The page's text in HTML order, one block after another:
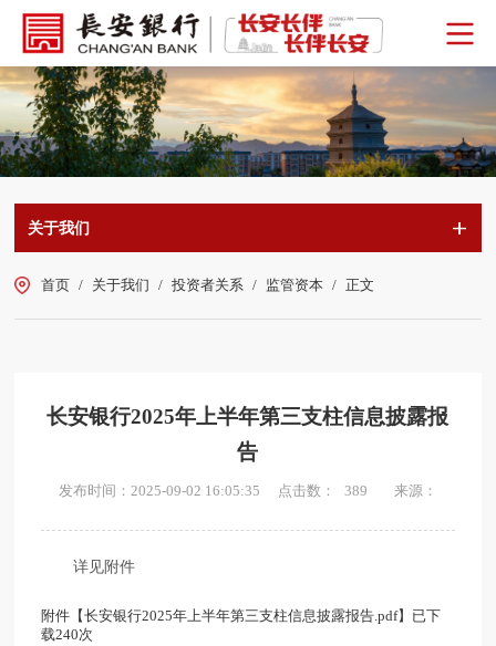
关于我们
首页 / 关于我们 / 投资者关系 / 监管资本 / 正文
长安银行2025年上半年第三支柱信息披露报
告
发布时间：2025-09-02 16:05:35 点击数： 389 来源：
详见附件
附件【长安银行2025年上半年第三支柱信息披露报告.pdf】已下
载240次